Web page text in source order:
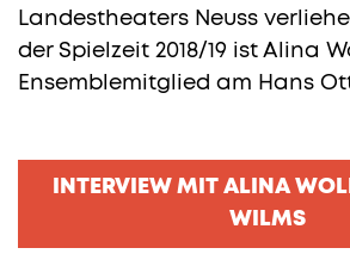
Landestheaters Neuss
der Spielzeit 2018/19 ist Alina
Ensemblemitglied am Hans
INTERVIEW MIT ALINA
WILMS